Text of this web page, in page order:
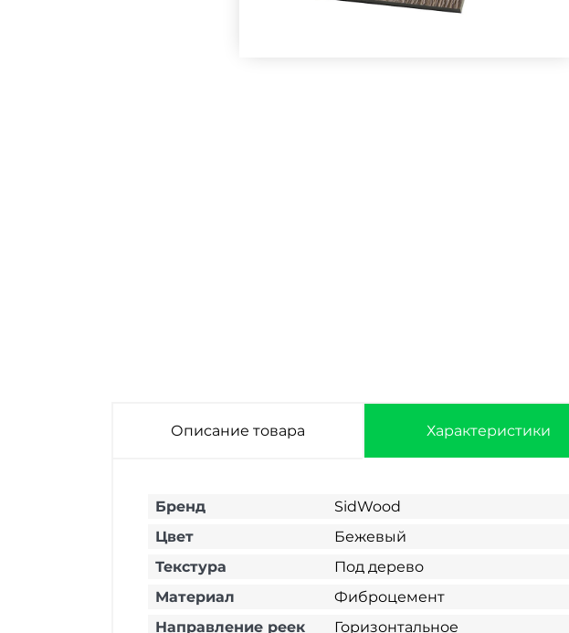
Описание товара Характеристики
Бренд
SidWood
Цвет
Бежевый
Текстура
Под дерево
Материал
Фиброцемент
Направление реек
Горизонтальное